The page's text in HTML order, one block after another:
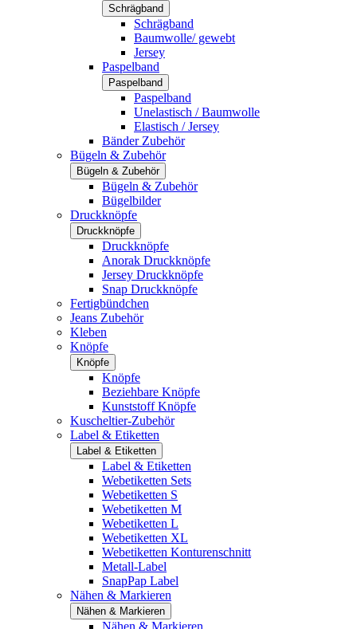
Schrägband
Schrägband
Baumwolle/ gewebt
Jersey
Paspelband
Paspelband
Paspelband
Unelastisch / Baumwolle
Elastisch / Jersey
Bänder Zubehör
Bügeln & Zubehör
Bügeln & Zubehör
Bügeln & Zubehör
Bügelbilder
Druckknöpfe
Druckknöpfe
Druckknöpfe
Anorak Druckknöpfe
Jersey Druckknöpfe
Snap Druckknöpfe
Fertigbündchen
Jeans Zubehör
Kleben
Knöpfe
Knöpfe
Knöpfe
Beziehbare Knöpfe
Kunststoff Knöpfe
Kuscheltier-Zubehör
Label & Etiketten
Label & Etiketten
Label & Etiketten
Webetiketten Sets
Webetiketten S
Webetiketten M
Webetiketten L
Webetiketten XL
Webetiketten Konturenschnitt
Metall-Label
SnapPap Label
Nähen & Markieren
Nähen & Markieren
Nähen & Markieren